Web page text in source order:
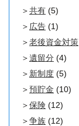
共有 (5)
広告 (1)
老後資金対策
遺留分 (4)
新制度 (5)
預貯金 (10)
保険 (12)
争族 (12)